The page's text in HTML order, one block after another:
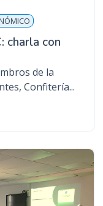
charla con
de la
Confitería...